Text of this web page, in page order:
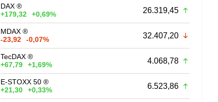
DAX ®
+179,32
+0,69% 26.319,45
MDAX ®
-23,92
-0,07% 32.407,20
TecDAX ®
+67,79
+1,69% 4.068,78
E-STOXX 50 ®
+21,30
+0,33% 6.523,86